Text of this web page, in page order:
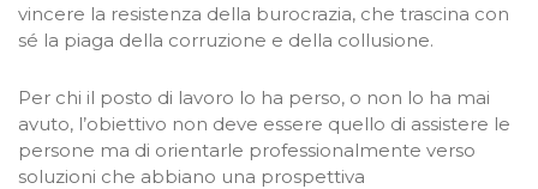
vincere la resistenza della burocrazia, che trascina con
sé la piaga della corruzione e della collusione.
Per chi il posto di lavoro lo ha perso, o non lo ha mai
avuto, l’obiettivo non deve essere quello di assistere le
persone ma di orientarle professionalmente verso
soluzioni che abbiano una prospettiva